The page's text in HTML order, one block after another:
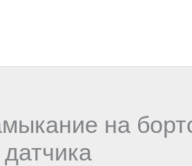
на
датчика